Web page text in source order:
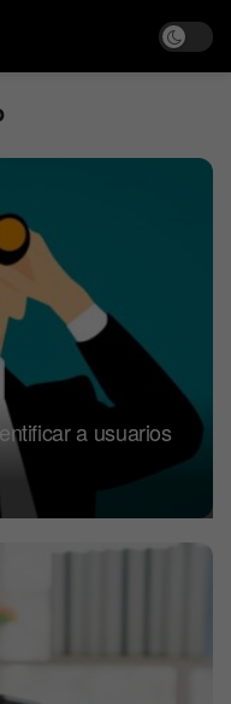
a usuarios